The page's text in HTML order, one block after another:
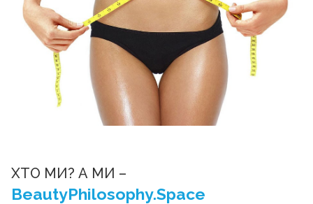
ХТО МИ? А МИ –
BeautyPhilosophy.Space